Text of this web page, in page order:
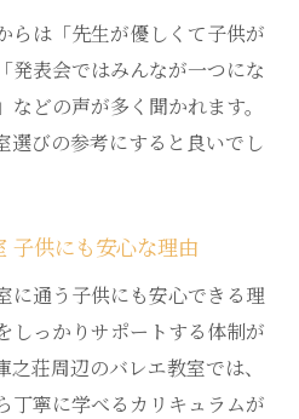
初心者の疑問に丁寧に回
荘でありがちな疑問と解
らは「先生が優しくて子供が
発表会ではみんなが一つにな
どの声が多く聞かれます。
選びの参考にすると良いでし
子供にも安心な理由
に通う子供にも安心できる理
しっかりサポートする体制が
荘周辺のバレエ教室では、
丁寧に学べるカリキュラムが